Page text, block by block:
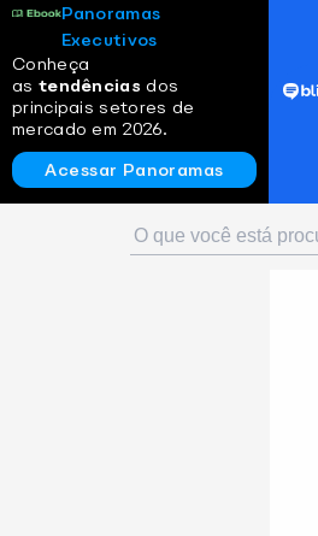
Panoramas
Executivos
Conheça
as tendências dos
principais setores de
mercado em 2026.
Acessar Panoramas